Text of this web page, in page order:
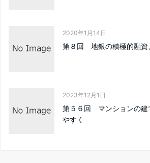
2020年1月14日
第８回 地銀の積極的融資
2023年12月1日
第５６回 マンションの
やすく